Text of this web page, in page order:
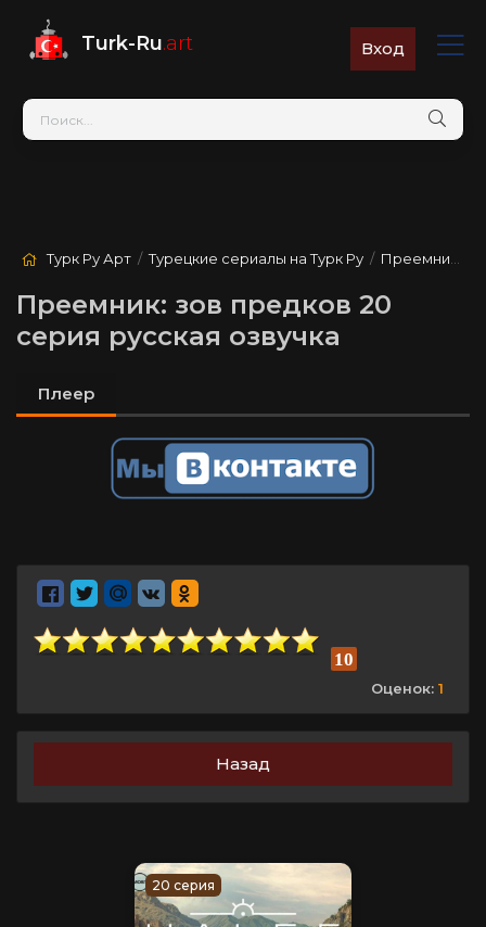
Turk-Ru.art Вход
Турк Ру Арт /Турецкие сериалы на Турк Ру / Преемник: зов предков
Преемник: зов предков 20
серия русская озвучка
Плеер
10
Оценок: 1
Назад
20 серия